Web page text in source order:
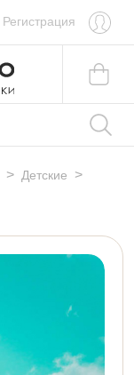
Регистрация
> Детские >